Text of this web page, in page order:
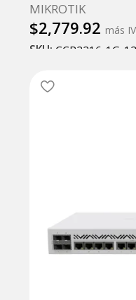
MIKROTIK
$2,779.92 más
SKU: CCR2216-1G-